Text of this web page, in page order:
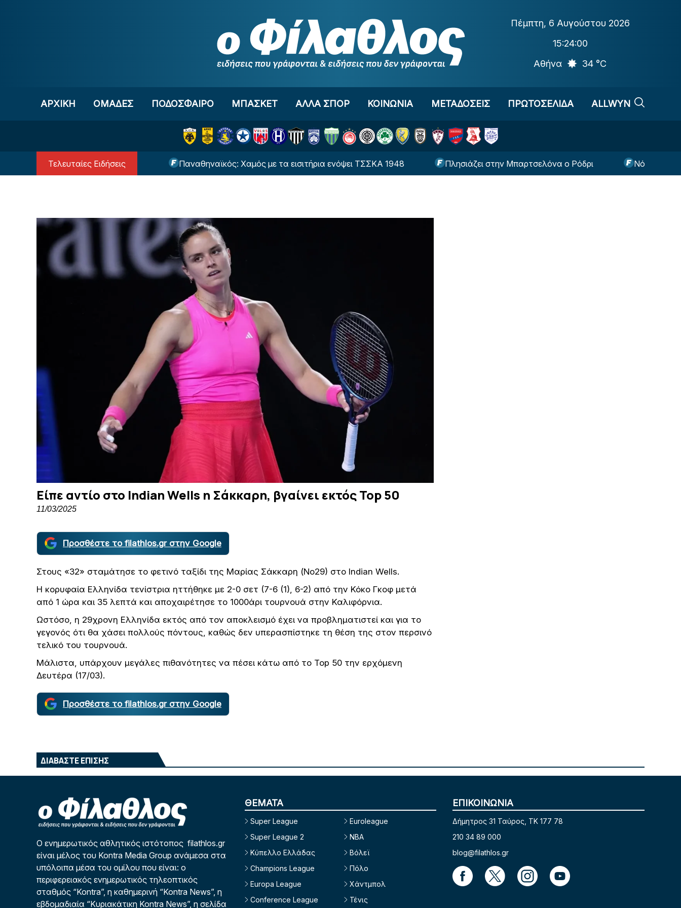
Πέμπτη, 6 Αυγούστου 2026
15:24:00
Αθήνα
34 °C
ΑΡΧΙΚΗ OΜΑΔΕΣ ΠΟΔΟΣΦΑΙΡΟ ΜΠΑΣΚΕΤ ΑΛΛΑ ΣΠΟΡ ΚΟΙΝΩΝΙΑ ΜΕΤΑΔΟΣΕΙΣ ΠΡΩΤΟΣΕΛΙΔΑ ALLWYN
Τελευταίες Ειδήσεις
ο Κόστιτς (ΦΩΤΟ) Παναθηναϊκός: Χαμός με τα εισιτήρια ενόψει ΤΣΣΚΑ 1948 Πλησιάζει στην Μπαρτσελόνα ο Ρόδρι Νόλεϊ:
Είπε αντίο στο Indian Wells η Σάκκαρη, βγαίνει εκτός Top 50
11/03/2025
Προσθέστε το filathlos.gr στην Google
Στους «32» σταμάτησε το φετινό ταξίδι της Μαρίας Σάκκαρη (Νο29) στο Indian Wells.
Η κορυφαία Ελληνίδα τενίστρια ηττήθηκε με 2-0 σετ (7-6 (1), 6-2) από την Κόκο Γκοφ μετά
από 1 ώρα και 35 λεπτά και αποχαιρέτησε το 1000άρι τουρνουά στην Καλιφόρνια.
Ωστόσο, η 29χρονη Ελληνίδα εκτός από τον αποκλεισμό έχει να προβληματιστεί και για το
γεγονός ότι θα χάσει πολλούς πόντους, καθώς δεν υπερασπίστηκε τη θέση της στον περσινό
τελικό του τουρνουά.
Μάλιστα, υπάρχουν μεγάλες πιθανότητες να πέσει κάτω από το Top 50 την ερχόμενη
Δευτέρα (17/03).
Προσθέστε το filathlos.gr στην Google
ΔΙΑΒΑΣΤΕ ΕΠΙΣΗΣ
Ο ενημερωτικός αθλητικός ιστότοπος filathlos.gr
είναι μέλος του Kontra Media Group ανάμεσα στα
υπόλοιπα μέσα του ομίλου που είναι: ο
περιφερειακός ενημερωτικός τηλεοπτικός
σταθμός “Kontra”, η καθημερινή “Kontra News”, η
εβδομαδιαία “Κυριακάτικη Kontra News”, η σελίδα
ΘΕΜΑΤΑ
Super League
Super League 2
Κύπελλο Ελλάδας
Champions League
Europa League
Conference League
Euroleague
NBA
Βόλεϊ
Πόλο
Χάντμπολ
Τένις
ΕΠΙΚΟΙΝΩΝΙΑ
Δήμητρος 31 Ταύρος, TK 177 78
210 34 89 000
blog@filathlos.gr